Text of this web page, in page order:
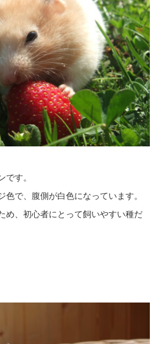
す。
で、腹側が白色になっています。
め、初心者にとって飼いやすい種だ